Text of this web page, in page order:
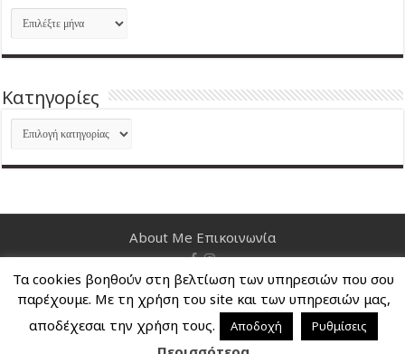
Ιστορικό
Kατηγορίες
Kατηγορίες
About Me Επικοινωνία
Nancy's Blog © Copyright 2026, All Rights Reserved
Τα cookies βοηθούν στη βελτίωση των υπηρεσιών που σου
παρέχουμε. Με τη χρήση του site και των υπηρεσιών μας,
αποδέχεσαι την χρήση τους.
Αποδοχή Ρυθμίσεις